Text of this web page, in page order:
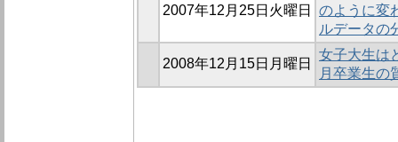
2007年12月25日火曜日
のように変
ルデータの
2008年12月15日月曜日
女子大生は
月卒業生の